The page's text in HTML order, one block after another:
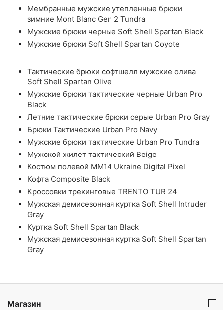
Мембранные мужские утепленные брюки
зимние Mont Blanc Gen 2 Tundra
Мужские брюки черные Soft Shell Spartan Black
Мужские брюки Soft Shell Spartan Coyote
Тактические брюки софтшелл мужские олива
Soft Shell Spartan Olive
Мужские брюки тактические черные Urban Pro
Black
Летние тактические брюки серые Urban Pro Gray
Брюки Тактические Urban Pro Navy
Мужские брюки тактические Urban Pro Tundra
Мужской жилет тактический Beige
Костюм полевой ММ14 Ukraine Digital Pixel
Кофта Composite Black
Кроссовки трекинговые TRENTO TUR 24
Мужская демисезонная куртка Soft Shell Intruder
Gray
Куртка Soft Shell Spartan Black
Мужская демисезонная куртка Soft Shell Spartan
Gray
Магазин